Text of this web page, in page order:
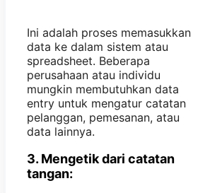
Ini adalah proses memasukkan
data ke dalam sistem atau
spreadsheet. Beberapa
perusahaan atau individu
mungkin membutuhkan data
entry untuk mengatur catatan
pelanggan, pemesanan, atau
data lainnya.
3. Mengetik dari catatan
tangan: